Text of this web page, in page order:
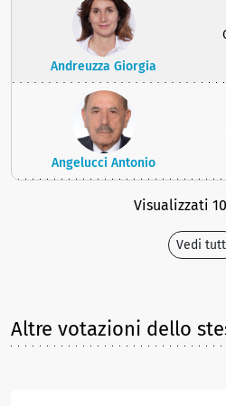
Andreuzza Giorgia
Angelucci Antonio
Visualizzati
Vedi
Altre votazioni dello